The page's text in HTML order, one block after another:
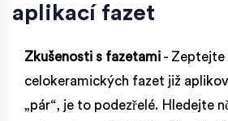
aplikací fazet
Zkušenosti s fazetami - Zeptejte
celokeramických fazet již
„pár“, je to podezřelé. Hledejte